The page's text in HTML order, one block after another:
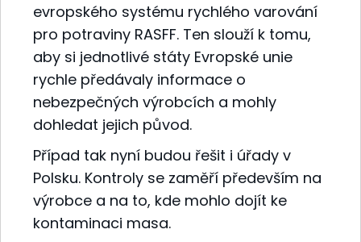
evropského systému rychlého varování
pro potraviny RASFF. Ten slouží k tomu,
aby si jednotlivé státy Evropské unie
rychle předávaly informace o
nebezpečných výrobcích a mohly
dohledat jejich původ.
Případ tak nyní budou řešit i úřady v
Polsku. Kontroly se zaměří především na
výrobce a na to, kde mohlo dojít ke
kontaminaci masa.